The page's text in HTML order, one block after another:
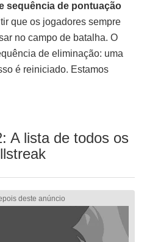
sequência de pontuação
que os jogadores sempre
no campo de batalha. O
de eliminação: uma
é reiniciado. Estamos
A lista de todos os